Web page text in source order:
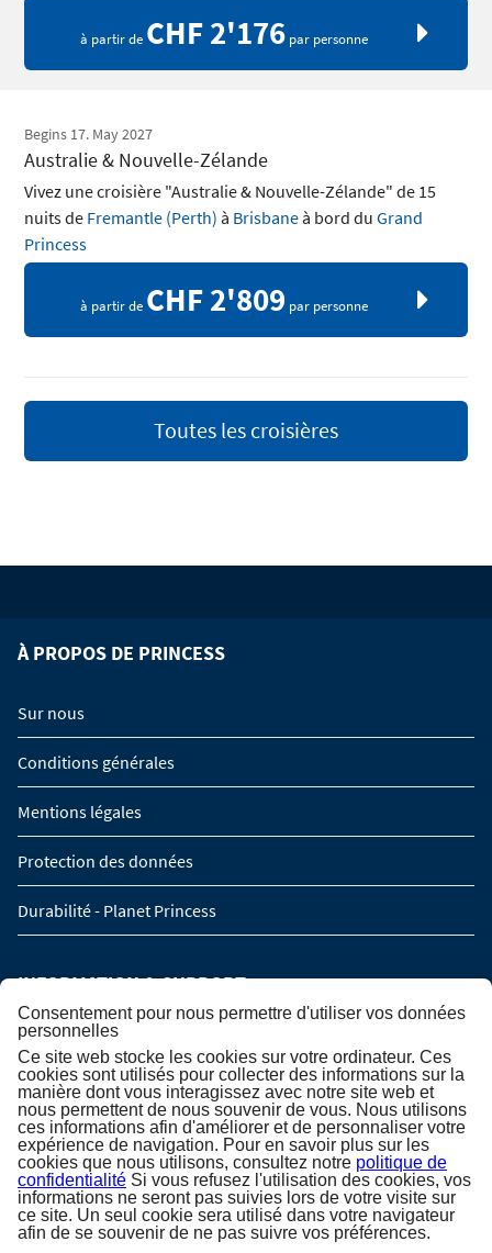
à partir de CHF 2'176par personne
Begins 17. May 2027
Australie & Nouvelle-Zélande
Vivez une croisière "Australie & Nouvelle-Zélande" de 15
nuits de Fremantle (Perth) à Brisbaneà bord duGrand
Princess
à partir de CHF 2'809 par personne
Toutes les croisières
À PROPOS DE PRINCESS
Sur nous
Conditions générales
Mentions légales
Protection des données
Durabilité - Planet Princess
INFORMATION & SUPPORT
Manage Booking
Service de rappel
Demande de groupe (16 personnes / 8 cabines)
Contact
Consentement pour nous permettre d'utiliser vos données
personnelles
Ce site web stocke les cookies sur votre ordinateur. Ces
cookies sont utilisés pour collecter des informations sur la
manière dont vous interagissez avec notre site web et
nous permettent de nous souvenir de vous. Nous utilisons
ces informations afin d'améliorer et de personnaliser votre
expérience de navigation. Pour en savoir plus sur les
cookies que nous utilisons, consultez notre politique de
confidentialité Si vous refusez l'utilisation des cookies, vos
informations ne seront pas suivies lors de votre visite sur
ce site. Un seul cookie sera utilisé dans votre navigateur
afin de se souvenir de ne pas suivre vos préférences.